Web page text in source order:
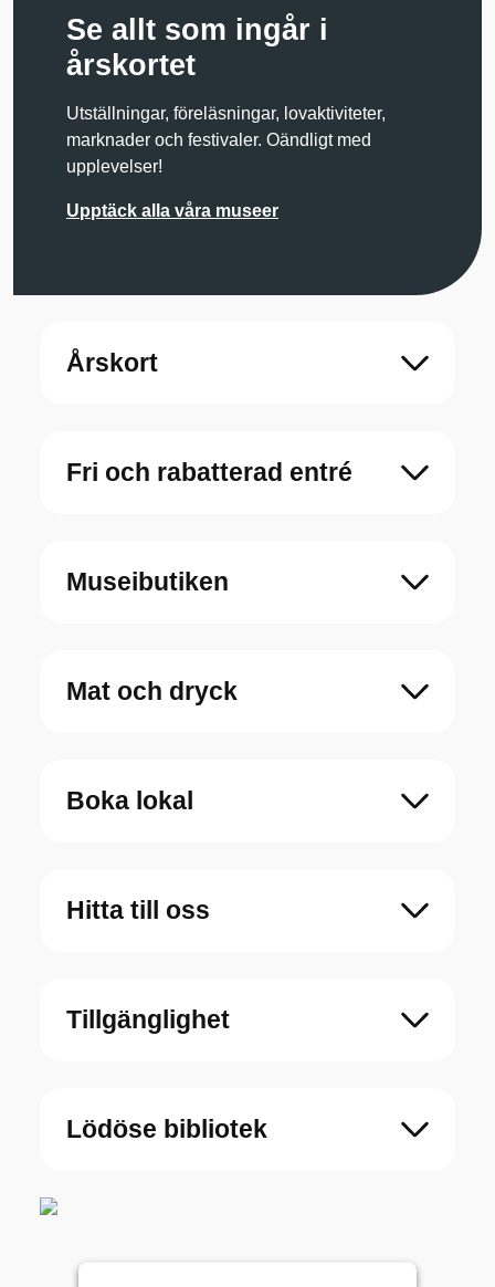
Se allt som ingår i
årskortet
Utställningar, föreläsningar, lovaktiviteter,
marknader och festivaler. Oändligt med
upplevelser!
Upptäck alla våra museer
Årskort
Fri och rabatterad entré
Museibutiken
Mat och dryck
Boka lokal
Hitta till oss
Tillgänglighet
Lödöse bibliotek